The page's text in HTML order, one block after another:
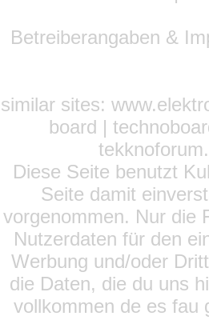
Betreiberangaben &
similar sites:
board |
Diese Seite benutzt
Seite damit
vorgenommen. Nur die
Nutzerdaten für den
Werbung und/oder
die Daten, die du uns
vollkommen de es fau